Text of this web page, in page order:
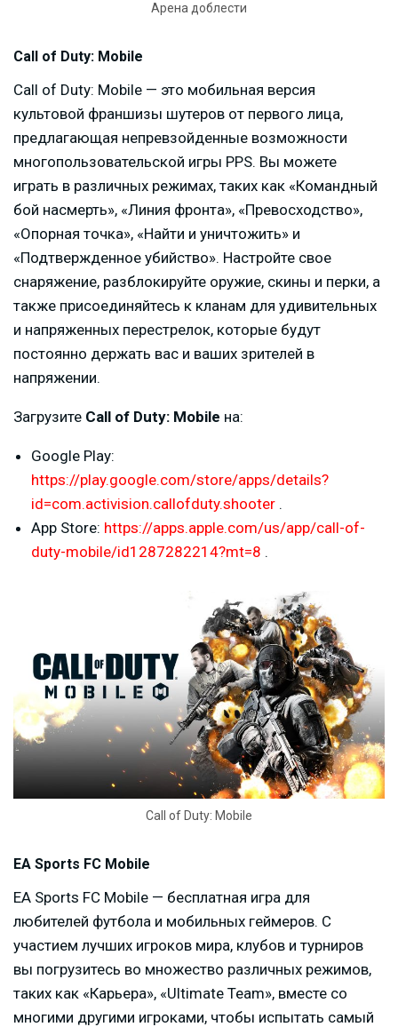
Арена доблести
Call of Duty: Mobile
Call of Duty: Mobile — это мобильная версия
культовой франшизы шутеров от первого лица,
предлагающая непревзойденные возможности
многопользовательской игры PPS. Вы можете
играть в различных режимах, таких как «Командный
бой насмерть», «Линия фронта», «Превосходство»,
«Опорная точка», «Найти и уничтожить» и
«Подтвержденное убийство». Настройте свое
снаряжение, разблокируйте оружие, скины и перки, а
также присоединяйтесь к кланам для удивительных
и напряженных перестрелок, которые будут
постоянно держать вас и ваших зрителей в
напряжении.
Загрузите Call of Duty: Mobile на:
Google Play:
https://play.google.com/store/apps/details?
id=com.activision.callofduty.shooter .
App Store: https://apps.apple.com/us/app/call-of-
duty-mobile/id1287282214?mt=8 .
Call of Duty: Mobile
EA Sports FC Mobile
EA Sports FC Mobile — бесплатная игра для
любителей футбола и мобильных геймеров. С
участием лучших игроков мира, клубов и турниров
вы погрузитесь во множество различных режимов,
таких как «Карьера», «Ultimate Team», вместе со
многими другими игроками, чтобы испытать самый